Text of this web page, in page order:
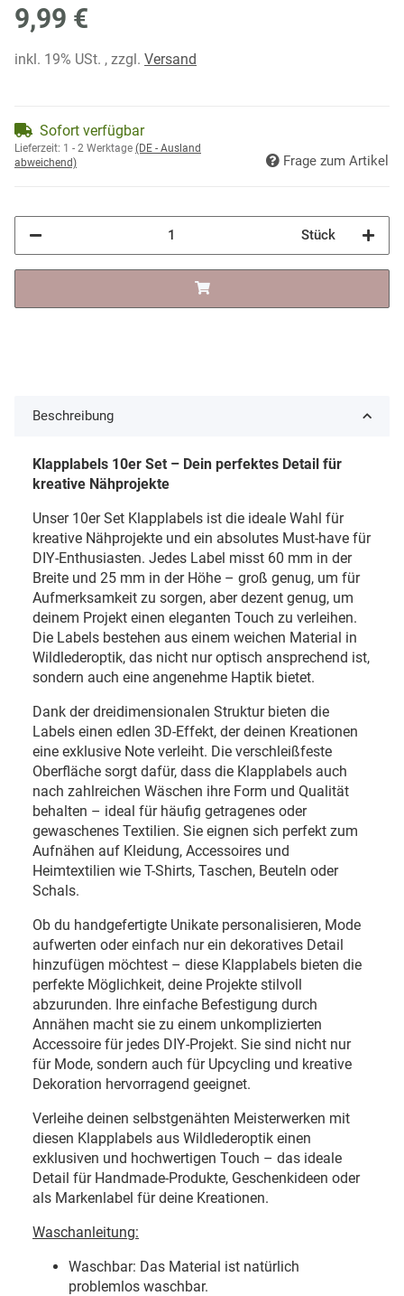
9,99 €
inkl. 19% USt. , zzgl. Versand
Sofort verfügbar
Lieferzeit: 1 - 2 Werktage (DE - Ausland
abweichend)
Frage zum Artikel
Stück
Beschreibung
Klapplabels 10er Set – Dein perfektes Detail für
kreative Nähprojekte
Unser 10er Set Klapplabels ist die ideale Wahl für
kreative Nähprojekte und ein absolutes Must-have für
DIY-Enthusiasten. Jedes Label misst 60 mm in der
Breite und 25 mm in der Höhe – groß genug, um für
Aufmerksamkeit zu sorgen, aber dezent genug, um
deinem Projekt einen eleganten Touch zu verleihen.
Die Labels bestehen aus einem weichen Material in
Wildlederoptik, das nicht nur optisch ansprechend ist,
sondern auch eine angenehme Haptik bietet.
Dank der dreidimensionalen Struktur bieten die
Labels einen edlen 3D-Effekt, der deinen Kreationen
eine exklusive Note verleiht. Die verschleißfeste
Oberfläche sorgt dafür, dass die Klapplabels auch
nach zahlreichen Wäschen ihre Form und Qualität
behalten – ideal für häufig getragenes oder
gewaschenes Textilien. Sie eignen sich perfekt zum
Aufnähen auf Kleidung, Accessoires und
Heimtextilien wie T-Shirts, Taschen, Beuteln oder
Schals.
Ob du handgefertigte Unikate personalisieren, Mode
aufwerten oder einfach nur ein dekoratives Detail
hinzufügen möchtest – diese Klapplabels bieten die
perfekte Möglichkeit, deine Projekte stilvoll
abzurunden. Ihre einfache Befestigung durch
Annähen macht sie zu einem unkomplizierten
Accessoire für jedes DIY-Projekt. Sie sind nicht nur
für Mode, sondern auch für Upcycling und kreative
Dekoration hervorragend geeignet.
Verleihe deinen selbstgenähten Meisterwerken mit
diesen Klapplabels aus Wildlederoptik einen
exklusiven und hochwertigen Touch – das ideale
Detail für Handmade-Produkte, Geschenkideen oder
als Markenlabel für deine Kreationen.
Waschanleitung:
Waschbar: Das Material ist natürlich
problemlos waschbar.